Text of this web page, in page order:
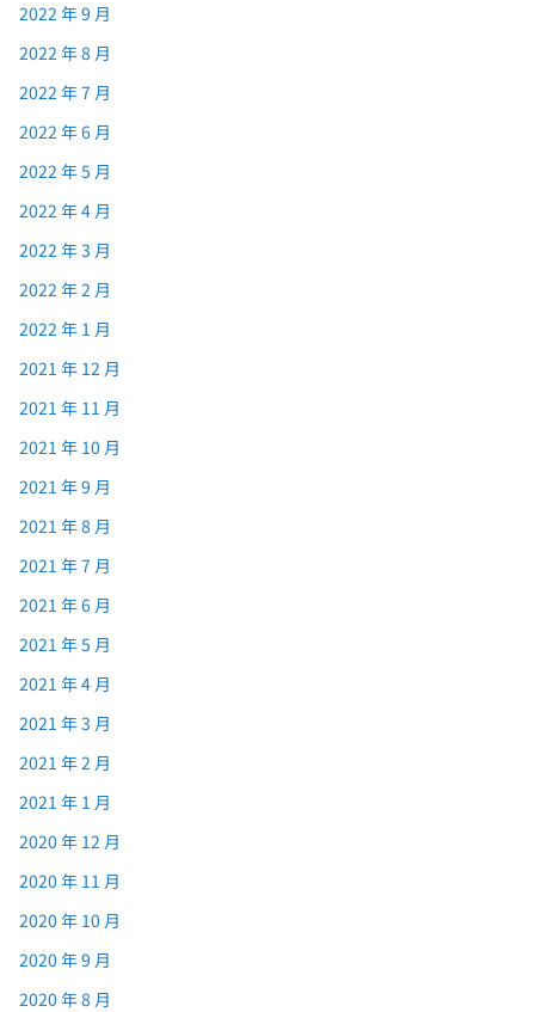
2022 年 9 月
2022 年 8 月
2022 年 7 月
2022 年 6 月
2022 年 5 月
2022 年 4 月
2022 年 3 月
2022 年 2 月
2022 年 1 月
2021 年 12 月
2021 年 11 月
2021 年 10 月
2021 年 9 月
2021 年 8 月
2021 年 7 月
2021 年 6 月
2021 年 5 月
2021 年 4 月
2021 年 3 月
2021 年 2 月
2021 年 1 月
2020 年 12 月
2020 年 11 月
2020 年 10 月
2020 年 9 月
2020 年 8 月